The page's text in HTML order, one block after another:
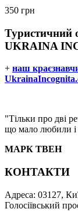
350 грн
Туристичний
UKRAINA
+ наш
"Тільки про дві
що мало любили
МАРК ТВЕН
КОНТАКТИ
Адреса: 03127,
Голосіївський